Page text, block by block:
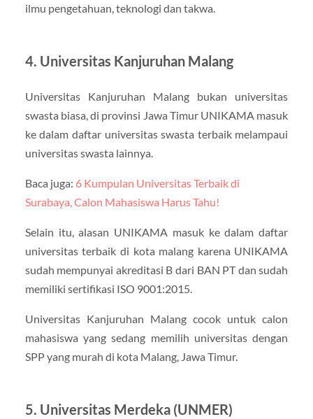
ilmu pengetahuan, teknologi dan takwa.
4. Universitas Kanjuruhan Malang
Universitas Kanjuruhan Malang bukan universitas
swasta biasa, di provinsi Jawa Timur UNIKAMA masuk
ke dalam daftar universitas swasta terbaik melampaui
universitas swasta lainnya.
Baca juga: 6 Kumpulan Universitas Terbaik di
Surabaya, Calon Mahasiswa Harus Tahu!
Selain itu, alasan UNIKAMA masuk ke dalam daftar
universitas terbaik di kota malang karena UNIKAMA
sudah mempunyai akreditasi B dari BAN PT dan sudah
memiliki sertifikasi ISO 9001:2015.
Universitas Kanjuruhan Malang cocok untuk calon
mahasiswa yang sedang memilih universitas dengan
SPP yang murah di kota Malang, Jawa Timur.
5. Universitas Merdeka (UNMER)